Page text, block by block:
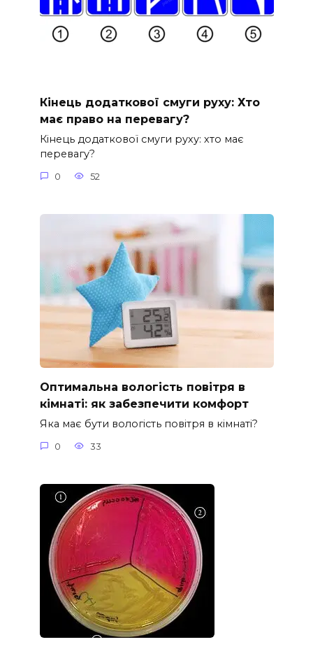
Кінець додаткової смуги руху: Хто
має право на перевагу?
Кінець додаткової смуги руху: хто має
перевагу?
0 52
Оптимальна вологість повітря в
кімнаті: як забезпечити комфорт
Яка має бути вологість повітря в кімнаті?
0 33